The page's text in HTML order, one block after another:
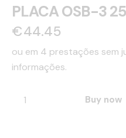
PLACA OSB-3
€44.45
ou em 4 prestações sem
informações.
Buy now